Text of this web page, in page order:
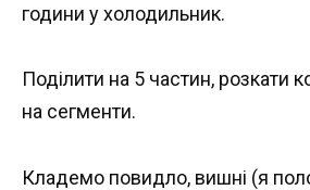
години у холодильник.
Поділити на 5 частин, розкати
на сегменти.
Кладемо повидло, вишні (я